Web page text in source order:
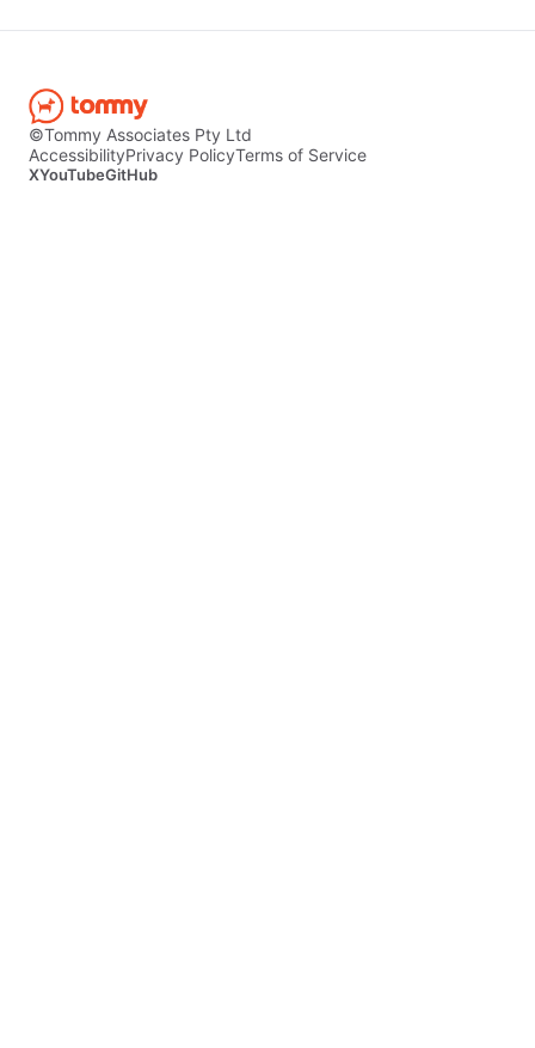
©Tommy Associates Pty Ltd
AccessibilityPrivacy PolicyTerms of Service
XYouTubeGitHub